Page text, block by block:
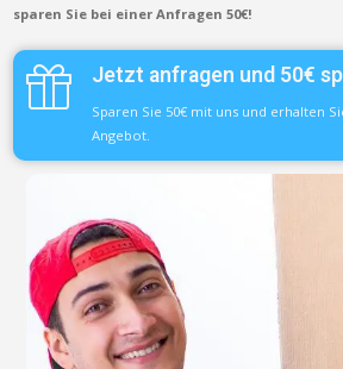
sparen Sie bei einer Anfragen 50€!
Jetzt anfragen und 50€
Sparen Sie 50€ mit uns und erhalten
Angebot.